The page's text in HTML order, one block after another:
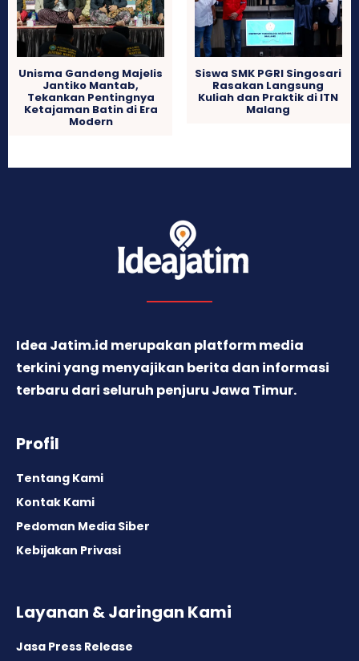
Unisma Gandeng Majelis
Jantiko Mantab,
Tekankan Pentingnya
Ketajaman Batin di Era
Modern
Siswa SMK PGRI Singosari
Rasakan Langsung
Kuliah dan Praktik di ITN
Malang
Idea Jatim.id merupakan platform media
terkini yang menyajikan berita dan informasi
terbaru dari seluruh penjuru Jawa Timur.
Profil
Tentang Kami
Kontak Kami
Pedoman Media Siber
Kebijakan Privasi
Layanan & Jaringan Kami
Jasa Press Release